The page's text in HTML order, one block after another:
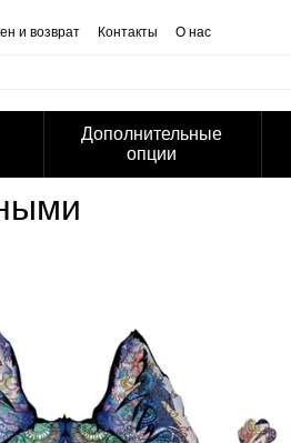
и возврат Контакты
О нас
Дополнительные
опции